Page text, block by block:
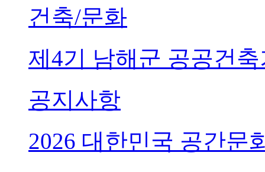
건축/문화
제4기 남해군 공공건
공지사항
2026 대한민국 공간문